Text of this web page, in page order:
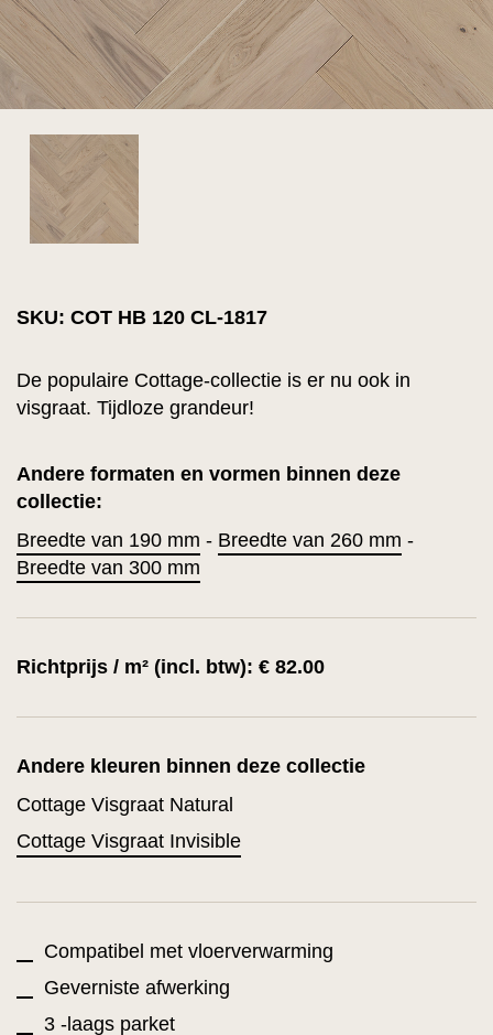
SKU: COT HB 120 CL-1817
De populaire Cottage-collectie is er nu ook in
visgraat. Tijdloze grandeur!
Andere formaten en vormen binnen deze
collectie:
Breedte van 190 mm - Breedte van 260 mm -
Breedte van 300 mm
Richtprijs / m² (incl. btw): € 82.00
Andere kleuren binnen deze collectie
Cottage Visgraat Natural
Cottage Visgraat Invisible
Compatibel met vloerverwarming
Geverniste afwerking
3 -laags parket